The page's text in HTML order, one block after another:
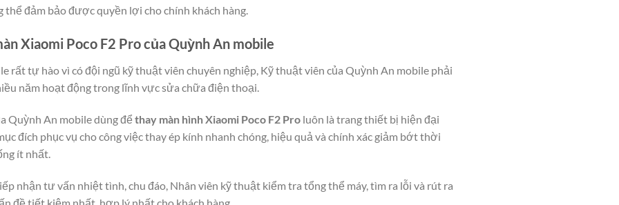
đảm bảo được quyền lợi cho chính khách hàng.
Xiaomi Poco F2 Pro của Quỳnh An mobile
rất tự hào vì có đội ngũ kỹ thuật viên chuyên nghiệp, Kỹ thuật viên của Quỳnh An mobile phải
năm hoạt động trong lĩnh vực sửa chữa điện thoại.
Quỳnh An mobile dùng để thay màn hình Xiaomi Poco F2 Pro luôn là trang thiết bị hiện đại
đích phục vụ cho công việc thay ép kính nhanh chóng, hiệu quả và chính xác giảm bớt thời
ít nhất.
nhận tư vấn nhiệt tình, chu đáo, Nhân viên kỹ thuật kiểm tra tổng thể máy, tìm ra lỗi và rút ra